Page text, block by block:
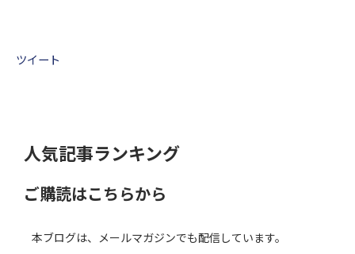
ツイート
人気記事ランキング
ご購読はこちらから
本ブログは、メールマガジンでも配信しています。